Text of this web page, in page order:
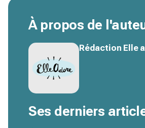
À propos de
Rédaction Elle
Ses derniers